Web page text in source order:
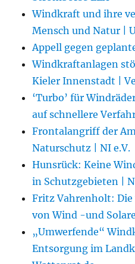
Windkraft und ihre
Mensch und Natur |
Appell gegen
Windkraftanlagen
Kieler Innenstadt |
‘Turbo’ für
auf schnellere
Frontalangriff der
Naturschutz | NI e.V.
Hunsrück: Keine
in Schutzgebieten |
Fritz Vahrenholt:
von Wind -und
„Umwerfende“
Entsorgung im